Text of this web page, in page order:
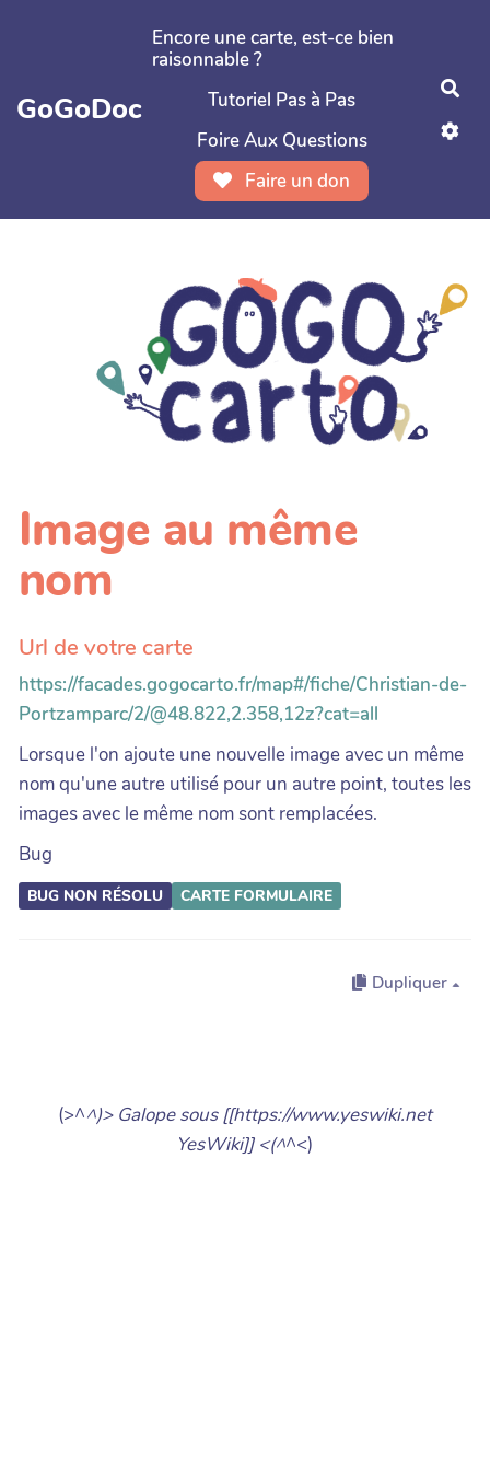
Aller au contenu principal
GoGoDoc
Encore une carte, est-ce bien
raisonnable ?
Tutoriel Pas à Pas
Foire Aux Questions
Faire un don
Image au même
nom
Url de votre carte
https://facades.gogocarto.fr/map#/fiche/Christian-de-
Portzamparc/2/@48.822,2.358,12z?cat=all
Lorsque l'on ajoute une nouvelle image avec un même
nom qu'une autre utilisé pour un autre point, toutes les
images avec le même nom sont remplacées.
Bug
BUG NON RÉSOLU CARTE FORMULAIRE
Dupliquer
(>^^)> Galope sous [[https://www.yeswiki.net
YesWiki]] <(^^<)